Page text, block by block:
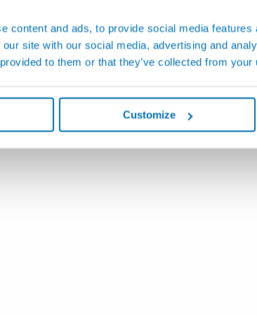
content and ads, to provide social media
site with our social media, advertising and
to them or that they’ve collected from
Customize